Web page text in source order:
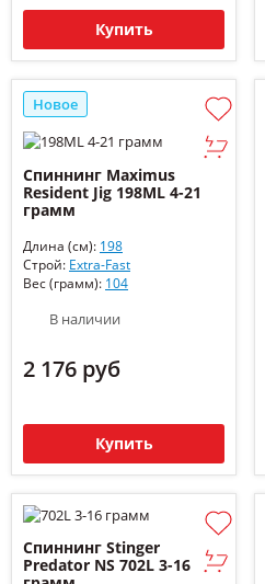
Купить
Новое
Спиннинг Maximus
Resident Jig 198ML 4-21
грамм
Длина (см): 198
Строй: Extra-Fast
Вес (грамм): 104
В наличии
2 176 руб
Купить
Спиннинг Stinger
Predator NS 702L 3-16